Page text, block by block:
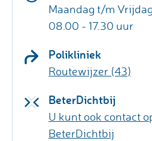
Maandag t/m Vrijdag
08.00 - 17.30 uur
Polikliniek
Routewijzer (43)
BeterDichtbij
U kunt ook contact
BeterDichtbij